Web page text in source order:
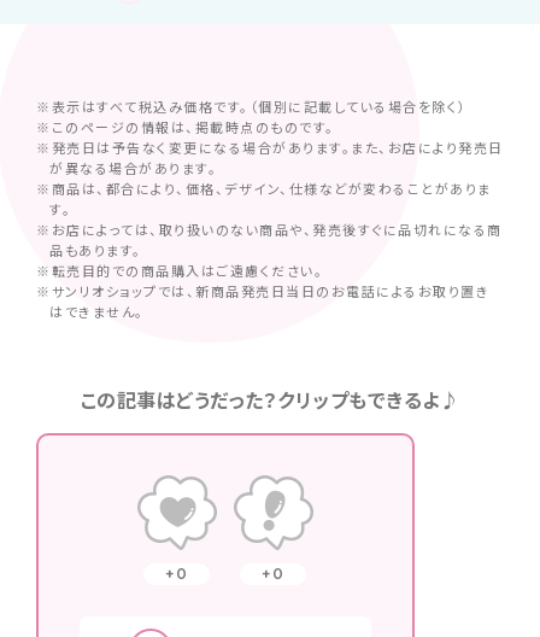
※表示はすべて税込み価格です。（個別に記載している場合を除く）
※このページの情報は、掲載時点のものです。
※発売日は予告なく変更になる場合があります。また、お店により発売日
が異なる場合があります。
※商品は、都合により、価格、デザイン、仕様などが変わることがありま
す。
※お店によっては、取り扱いのない商品や、発売後すぐに品切れになる商
品もあります。
※転売目的での商品購入はご遠慮ください。
※サンリオショップでは、新商品発売日当日のお電話によるお取り置き
はできません。
この記事はどうだった？クリップもできるよ♪
0 0